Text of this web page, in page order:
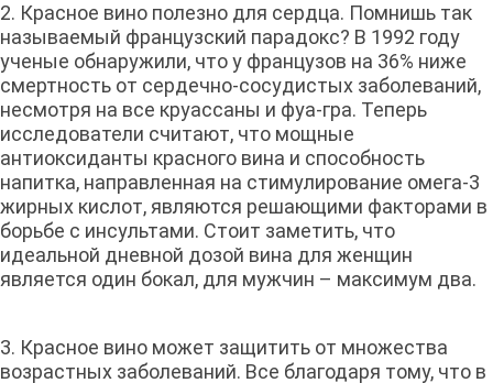
2. Красное вино полезно для сердца. Помнишь так
называемый французский парадокс? В 1992 году
ученые обнаружили, что у французов на 36% ниже
смертность от сердечно-сосудистых заболеваний,
несмотря на все круассаны и фуа-гра. Теперь
исследователи считают, что мощные
антиоксиданты красного вина и способность
напитка, направленная на стимулирование омега-3
жирных кислот, являются решающими факторами в
борьбе с инсультами. Стоит заметить, что
идеальной дневной дозой вина для женщин
является один бокал, для мужчин – максимум два.
3. Красное вино может защитить от множества
возрастных заболеваний. Все благодаря тому, что в